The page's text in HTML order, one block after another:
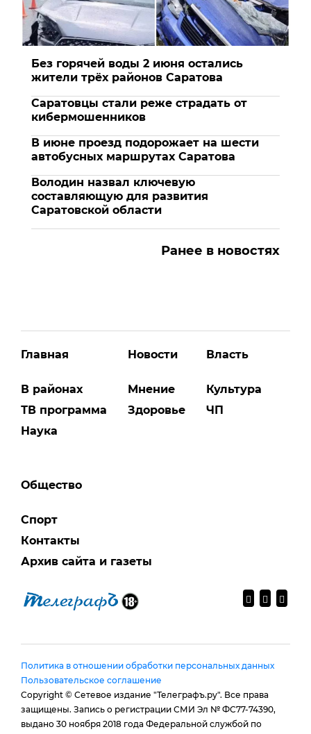
Без горячей воды 2 июня остались
жители трёх районов Саратова
Саратовцы стали реже страдать от
кибермошенников
В июне проезд подорожает на шести
автобусных маршрутах Саратова
Володин назвал ключевую
составляющую для развития
Саратовской области
Ранее в новостях
Главная
В районах
ТВ программа
Наука
Новости
Мнение
Здоровье
Власть
Культура
ЧП
Общество
Спорт
Контакты
Архив сайта и газеты
Политика в отношении обработки персональных данных
Пользовательское соглашение
Copyright © Сетевое издание "Телеграфъ.ру". Все права
защищены. Запись о регистрации СМИ Эл № ФС77-74390,
выдано 30 ноября 2018 года Федеральной службой по